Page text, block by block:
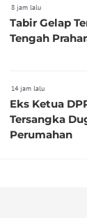
8 jam lalu
Tabir Gelap
Tengah
14 jam lalu
Eks Ketua
Tersangka
Perumahan